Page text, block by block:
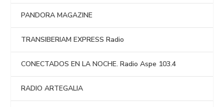
PANDORA MAGAZINE
TRANSIBERIAM EXPRESS Radio
CONECTADOS EN LA NOCHE. Radio Aspe 103.4
RADIO ARTEGALIA